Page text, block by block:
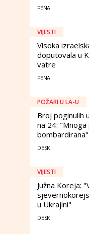
FENA
VIJESTI
Visoka
doputovala u
vatre
FENA
POŽARI U LA-U
Broj poginulih
na 24:
bombardirana"
DESK
VIJESTI
Južna Koreja:
u Ukrajini"
DESK